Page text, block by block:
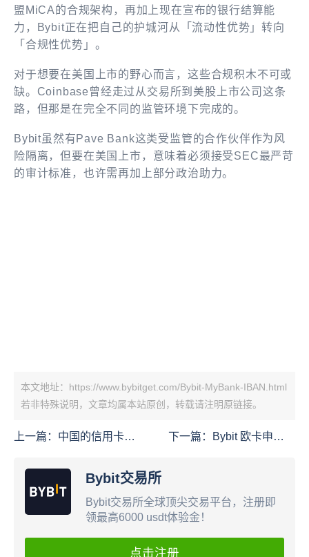
盟MiCA的合规架构，再加上现在宣布的银行结算能
力，Bybit正在把自己的护城河从「流动性优势」转向
「合规性优势」。
对于想要在美国上市的野心而言，这些合规积木不可或
缺。Coinbase曾经走过从交易所到美股上市公司这条
路，但那是在完全不同的监管环境下完成的。
Bybit虽然有Pave Bank这类受监管的合作伙伴作为风
险隔离，但要在美国上市，意味着必须接受SEC最严苛
的审计标准，也许需再加上部分政治助力。
本文地址：https://www.bybitget.com/Bybit-MyBank-IBAN.html
若非特殊说明，文章均属本站原创，转载请注明原链接。
上一篇： 中国的信用卡怎
下一篇： Bybit 欧卡申请
Bybit交易所
Bybit交易所全球顶尖交易平台，注册即
领最高6000 usdt体验金！
点击注册